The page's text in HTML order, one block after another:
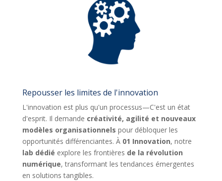
Repousser les limites de l'innovation
L'innovation est plus qu'un processus—C'est un état
d'esprit. Il demande créativité, agilité et nouveaux
modèles organisationnels pour débloquer les
opportunités différenciantes. À 01 Innovation, notre
lab dédié explore les frontières de la révolution
numérique, transformant les tendances émergentes
en solutions tangibles.